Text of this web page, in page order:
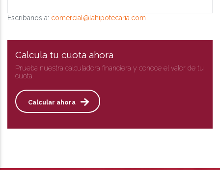
Escribanos a: comercial@lahipotecaria.com
Calcula tu cuota ahora
Prueba nuestra calculadora financiera y conoce el valor de tu
cuota.
Calcular ahora